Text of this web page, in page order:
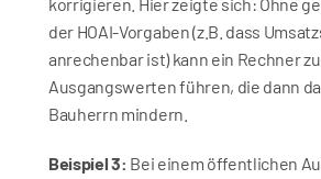
der HOAI-Vorgaben (z.B. dass
anrechenbar ist) kann ein Rechner
Ausgangswerten führen, die dann
Bauherrn mindern.
Beispiel 3: Bei einem öffentlichen